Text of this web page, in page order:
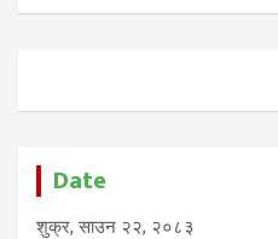
Date
शुक्र, साउन २२, २०८३